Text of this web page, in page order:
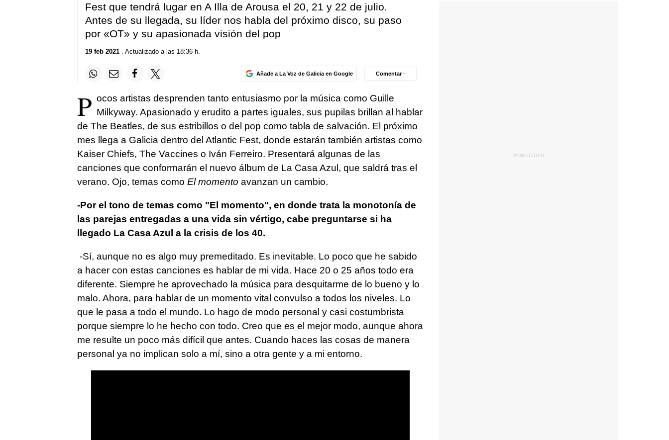
Fest que tendrá lugar en A Illa de Arousa el 20, 21 y 22 de julio.
Antes de su llegada, su líder nos habla del próximo disco, su paso
por «OT» y su apasionada visión del pop
19 feb 2021. Actualizado a las 18:36 h.
Añade a La Voz de Galicia en Google Comentar ·
P ocos artistas desprenden tanto entusiasmo por la música como Guille
Milkyway. Apasionado y erudito a partes iguales, sus pupilas brillan al hablar
de The Beatles, de sus estribillos o del pop como tabla de salvación. El próximo
mes llega a Galicia dentro del Atlantic Fest, donde estarán también artistas como
Kaiser Chiefs, The Vaccines o Iván Ferreiro. Presentará algunas de las
canciones que conformarán el nuevo álbum de La Casa Azul, que saldrá tras el
verano. Ojo, temas como El momento avanzan un cambio.
-Por el tono de temas como "El momento", en donde trata la monotonía de
las parejas entregadas a una vida sin vértigo, cabe preguntarse si ha
llegado La Casa Azul a la crisis de los 40.
-Sí, aunque no es algo muy premeditado. Es inevitable. Lo poco que he sabido
a hacer con estas canciones es hablar de mi vida. Hace 20 o 25 años todo era
diferente. Siempre he aprovechado la música para desquitarme de lo bueno y lo
malo. Ahora, para hablar de un momento vital convulso a todos los niveles. Lo
que le pasa a todo el mundo. Lo hago de modo personal y casi costumbrista
porque siempre lo he hecho con todo. Creo que es el mejor modo, aunque ahora
me resulte un poco más difícil que antes. Cuando haces las cosas de manera
personal ya no implican solo a mí, sino a otra gente y a mi entorno.